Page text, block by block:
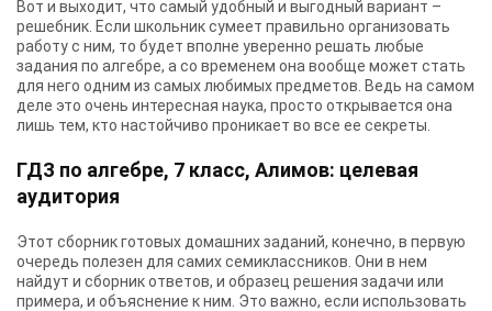
Вот и выходит, что самый удобный и выгодный вариант –
решебник. Если школьник сумеет правильно организовать
работу с ним, то будет вполне уверенно решать любые
задания по алгебре, а со временем она вообще может стать
для него одним из самых любимых предметов. Ведь на самом
деле это очень интересная наука, просто открывается она
лишь тем, кто настойчиво проникает во все ее секреты.
ГДЗ по алгебре, 7 класс, Алимов: целевая
аудитория
Этот сборник готовых домашних заданий, конечно, в первую
очередь полезен для самих семиклассников. Они в нем
найдут и сборник ответов, и образец решения задачи или
примера, и объяснение к ним. Это важно, если использовать